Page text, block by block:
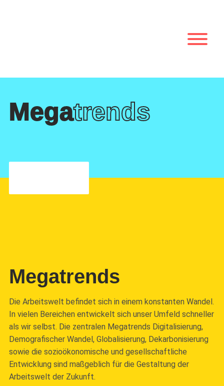
Megatrends
Megatrends
Die Arbeitswelt befindet sich in einem konstanten Wandel.
In vielen Bereichen entwickelt sich unser Umfeld schneller
als wir selbst. Die zentralen Megatrends Digitalisierung,
Demografischer Wandel, Globalisierung, Dekarbonisierung
sowie die sozioökonomische und gesellschaftliche
Entwicklung sind maßgeblich für die Gestaltung der
Arbeitswelt der Zukunft.